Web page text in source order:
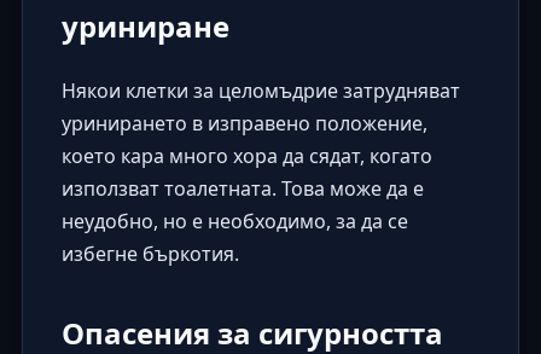
уриниране
Някои клетки за целомъдрие затрудняват
уринирането в изправено положение,
което кара много хора да сядат, когато
използват тоалетната. Това може да е
неудобно, но е необходимо, за да се
избегне бъркотия.
Опасения за сигурността